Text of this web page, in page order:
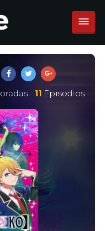
- 11 Episodios